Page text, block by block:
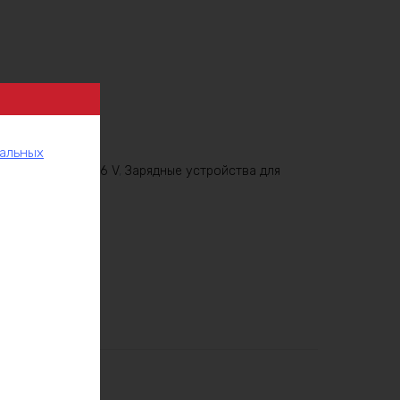
питания и ЗУ 36 V,Зарядные устройства для